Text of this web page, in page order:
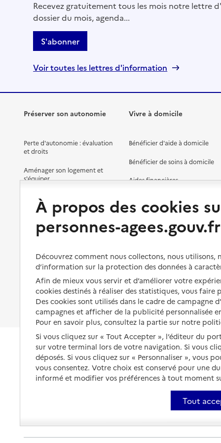
Mis à jour le : 07/08/2026
Service autonomie à domicile (aide)
Générale des Services
Adresse
44000-Nantes
02 40 84 55 20
Rapport HAS
Source des données : Finess n° 440057479
Service autonomie à domicile (aide)
Humane
Adresse
2 place de la République
Nantes
Contact
Site internet
Rapport HAS
Dernier rapport d'évaluation de la qualité
Voir la fiche
Source des données : Finess n° 440058196
Mis à jour le : 07/08/2026
Service autonomie à domicile (aide)
Joya
Recevez gratuitement tous les mois notre lettre
dossier du mois, agenda...
S'abonner
Voir toutes les lettres d'information
Préserver son autonomie
Perte d'autonomie : évaluation
et droits
Aménager son logement et
s'équiper
Préserver son autonomie et sa
santé
Organiser à l'avance sa propre
protection
Les obligations de la famille
À qui s’adresser ?
Les politiques du grand âge
Vivre à domicile
Bénéficier d'aide à domicile
Bénéficier de soins à domicile
Aides financières
Vivre à domicile avec une
Être hospitalisé
Fin de vie à domicile
À propos des cookies
personnes-agees.gouv.fr
Découvrez comment nous collectons, nous
d’information sur la protection des données à
Afin de mieux vous servir et d’améliorer votre
cookies destinés à réaliser des statistiques, vous
Des cookies sont utilisés dans le cadre de
campagnes et afficher de la publicité personnalisée
Pour en savoir plus, consultez la partie sur notre
Si vous cliquez sur « Tout Accepter », l’éditeur du
sur votre terminal lors de votre navigation. Si vous
déposés. Si vous cliquez sur « Personnaliser », vous
vous consentez. Votre choix est conservé pour une
informé et modifier vos préférences à tout moment
Tout